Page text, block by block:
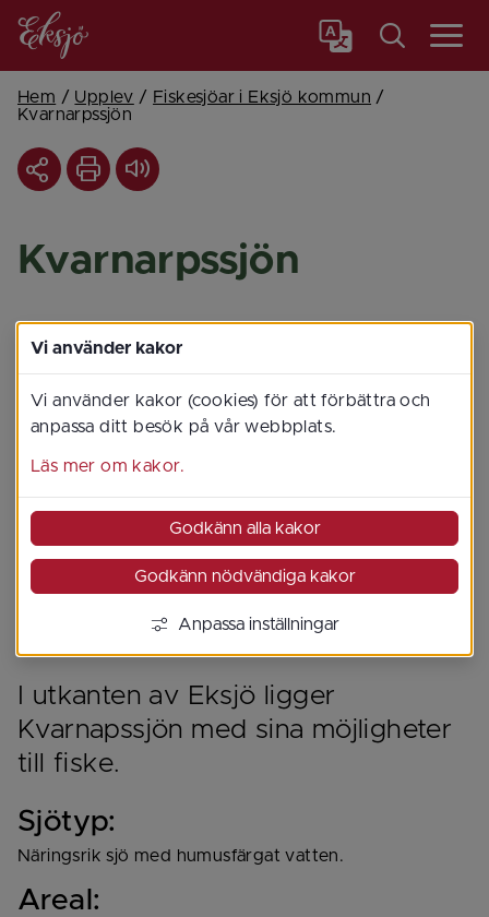
Meny
Hem / Upplev / Fiskesjöar i Eksjö kommun /
Kvarnarpssjön
Kvarnarpssjön
I utkanten av Eksjö ligger
Kvarnapssjön med sina möjligheter
till fiske.
Sjötyp:
Näringsrik sjö med humusfärgat vatten.
Areal:
Vi använder kakor
Vi använder kakor (cookies) för att förbättra och
anpassa ditt besök på vår webbplats.
Läs mer om kakor.
Godkänn alla kakor
Godkänn nödvändiga kakor
Anpassa inställningar